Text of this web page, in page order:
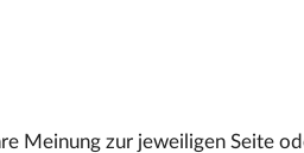
Meinung zur jeweiligen Seite